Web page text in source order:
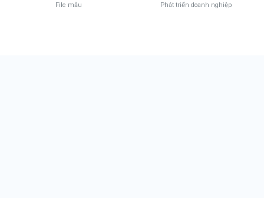
File mẫu
Phát triển doanh nghiệp